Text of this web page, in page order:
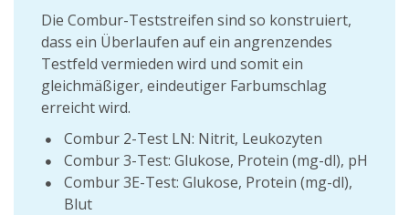
Die Combur-Teststreifen sind so konstruiert,
dass ein Überlaufen auf ein angrenzendes
Testfeld vermieden wird und somit ein
gleichmäßiger, eindeutiger Farbumschlag
erreicht wird.
Combur 2-Test LN: Nitrit, Leukozyten
Combur 3-Test: Glukose, Protein (mg-dl), pH
Combur 3E-Test: Glukose, Protein (mg-dl),
Blut